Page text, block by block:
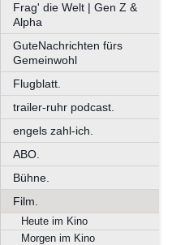
Frag' die Welt | Gen Z &
Alpha
GuteNachrichten fürs
Gemeinwohl
Flugblatt.
trailer-ruhr podcast.
engels zahl-ich.
ABO.
Bühne.
Film.
Heute im Kino
Morgen im Kino